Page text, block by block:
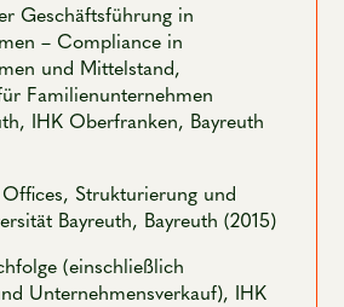
Geschäftsführung in
– Compliance in
und Mittelstand,
Familienunternehmen
IHK Oberfranken, Bayreuth
Strukturierung und
Bayreuth, Bayreuth (2015)
(einschließlich
Unternehmensverkauf), IHK